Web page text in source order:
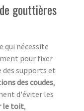
gouttières
qui nécessite
pour fixer
des supports et
des coudes,
d'éviter les
le toit,